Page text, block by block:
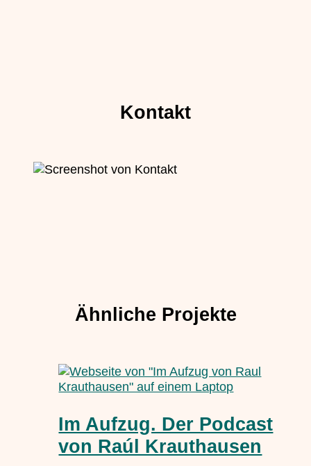
Kontakt
Ähnliche Projekte
Im Aufzug. Der Podcast
von Raúl Krauthausen